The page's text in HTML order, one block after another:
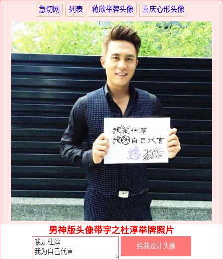
急切网 列表 蒋欣举牌头像 喜庆心形头像
男神版头像带字之杜淳举牌照片